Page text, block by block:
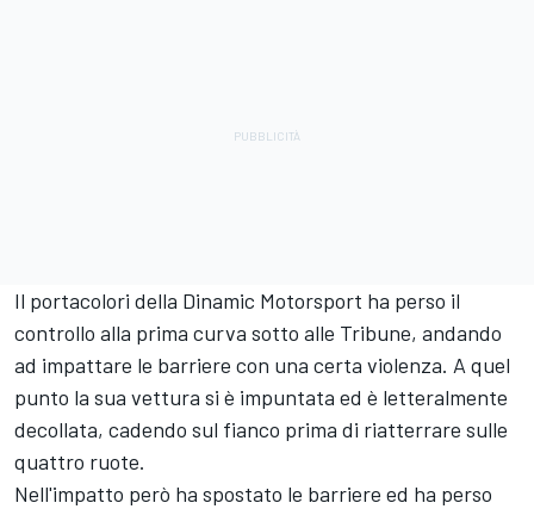
Il portacolori della Dinamic Motorsport ha perso il
controllo alla prima curva sotto alle Tribune, andando
ad impattare le barriere con una certa violenza. A quel
punto la sua vettura si è impuntata ed è letteralmente
decollata, cadendo sul fianco prima di riatterrare sulle
quattro ruote.
Nell'impatto però ha spostato le barriere ed ha perso